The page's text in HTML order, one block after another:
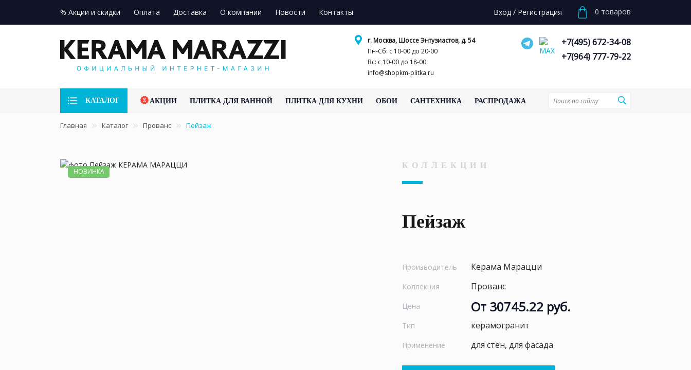
% Акции и скидки Оплата Доставка О компании Новости Контакты Вход / Регистрация 0 товаров
г. Москва, Шоссе Энтузиастов, д. 54
Пн-Сб: с 10-00 до 20-00
Вс: с 10-00 до 18-00
info@shopkm-plitka.ru
+7(495) 672-34-08
+7(964) 777-79-22
КАТАЛОГ АКЦИИ ПЛИТКА ДЛЯ ВАННОЙ ПЛИТКА ДЛЯ КУХНИ ОБОИ САНТЕХНИКА РАСПРОДАЖА
Главная Каталог Прованс Пейзаж
НОВИНКА
КОЛЛЕКЦИИ
Пейзаж
Производитель Керама Марацци
Коллекция Прованс
Цена От 30745.22 руб.
Тип керамогранит
Применение для стен, для фасада